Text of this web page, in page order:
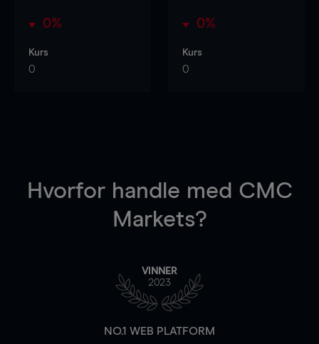
0%
Kurs
0
0%
Kurs
0
Hvorfor handle med CMC
Markets?
VINNER
2023
NO.1 WEB PLATFORM